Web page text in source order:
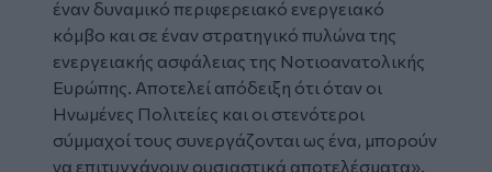
έναν δυναμικό περιφερειακό ενεργειακό
κόμβο και σε έναν στρατηγικό πυλώνα της
ενεργειακής ασφάλειας της Νοτιοανατολικής
Ευρώπης. Αποτελεί απόδειξη ότι όταν οι
Ηνωμένες Πολιτείες και οι στενότεροι
σύμμαχοί τους συνεργάζονται ως ένα, μπορούν
να επιτυγχάνουν ουσιαστικά αποτελέσματα».